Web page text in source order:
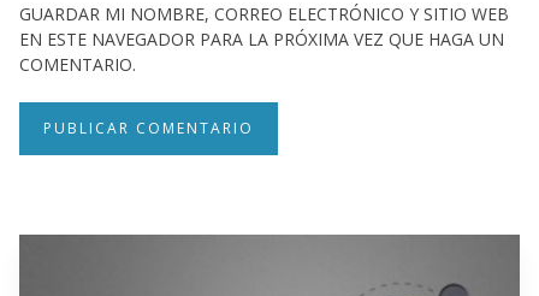
GUARDAR MI NOMBRE, CORREO ELECTRÓNICO Y SITIO WEB
EN ESTE NAVEGADOR PARA LA PRÓXIMA VEZ QUE HAGA UN
COMENTARIO.